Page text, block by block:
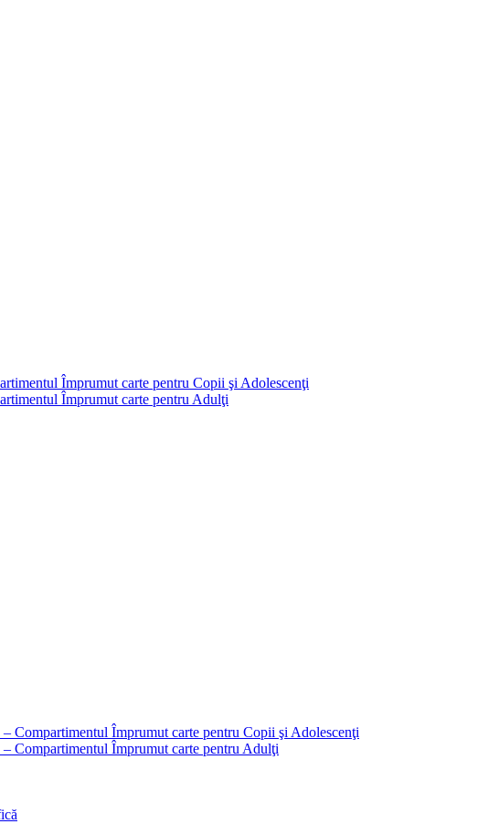
Împrumut carte pentru Copii şi Adolescenţi
Împrumut carte pentru Adulţi
Compartimentul Împrumut carte pentru Copii şi Adolescenţi
Compartimentul Împrumut carte pentru Adulţi